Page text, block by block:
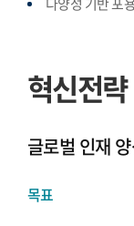
혁신전
글로벌 인재
목표